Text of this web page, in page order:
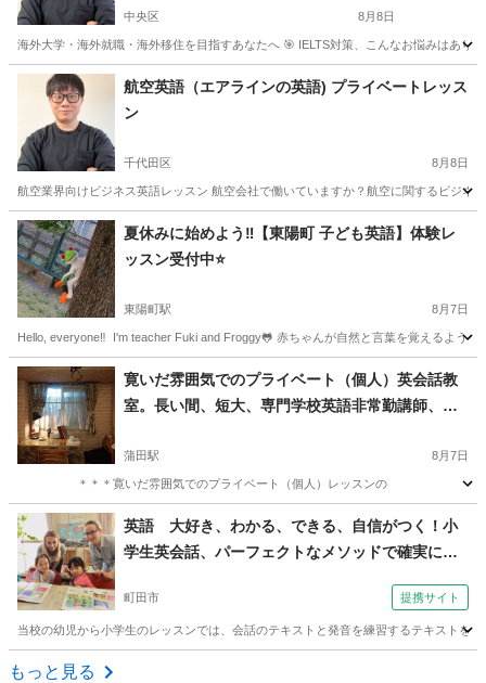
中央区 8月8日
海外大学・海外就職・海外移住を目指すあなたへ 🎯 IELTS対策、こんなお悩みはあ
東京 中央区 TOEFL(R)テスト IELTS
航空英語（エアラインの英語) プライベートレッス
ン
千代田区 8月8日
航空業界向けビジネス英語レッスン 航空会社で働いていますか？航空に関するビジ
東京 千代田区 ビジネス英語 レッスン
夏休みに始めよう‼️【東陽町 子ども英語】体験レ
ッスン受付中⭐️
東陽町駅 8月7日
Hello, everyone‼️ I'm teacher Fuki and Froggy🐸 赤ちゃんが自然と言葉を覚えるよう
東京 江東区 東陽町駅 英会話 夏休み
寛いだ雰囲気でのプライベート（個人）英会話教
室。長い間、短大、専門学校英語非常勤講師、企
円。入会金、テキスト代他すべて無料。無料トラ
イアルレッスン出来ます。祝祭日を含んで一年中
朝９：００から夜９：００（終了）までやってい
ます。
蒲田駅 8月7日
＊＊＊寛いだ雰囲気でのプライベート（個人）レッスンの ご案内で
東京 大田区 蒲田駅 英会話
英語 大好き、わかる、できる、自信がつく！小
学生英会話、パーフェクトなメソッドで確実に上
町田市 提携サイト
当校の幼児から小学生のレッスンでは、会話のテキストと発音を練習するテキストを
東京 町田市
もっと見る